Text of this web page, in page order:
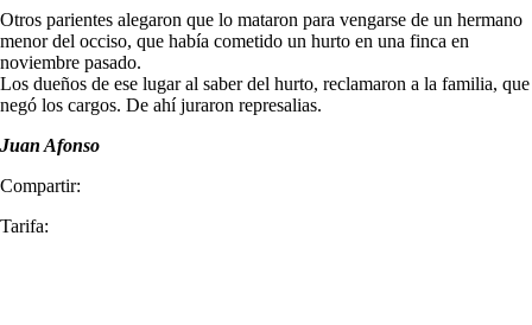
Otros parientes alegaron que lo mataron para vengarse de un hermano
menor del occiso, que había cometido un hurto en una finca en
noviembre pasado.
Los dueños de ese lugar al saber del hurto, reclamaron a la familia, que
negó los cargos. De ahí juraron represalias.
Juan Afonso
Compartir:
Tarifa: